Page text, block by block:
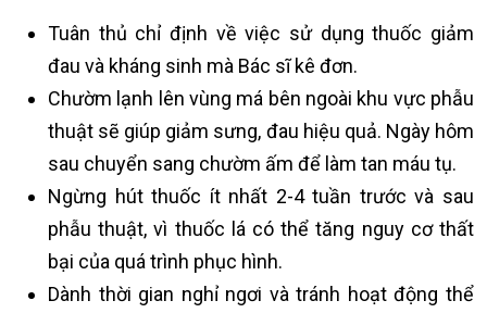
Tuân thủ chỉ định về việc sử dụng thuốc giảm
đau và kháng sinh mà Bác sĩ kê đơn.
Chườm lạnh lên vùng má bên ngoài khu vực phẫu
thuật sẽ giúp giảm sưng, đau hiệu quả. Ngày hôm
sau chuyển sang chườm ấm để làm tan máu tụ.
Ngừng hút thuốc ít nhất 2-4 tuần trước và sau
phẫu thuật, vì thuốc lá có thể tăng nguy cơ thất
bại của quá trình phục hình.
Dành thời gian nghỉ ngơi và tránh hoạt động thể